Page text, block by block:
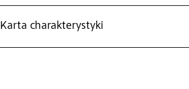
Karta charakterystyki